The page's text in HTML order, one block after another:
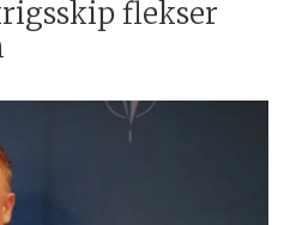
flekser